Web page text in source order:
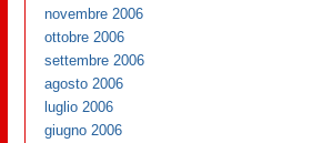
novembre 2006
ottobre 2006
settembre 2006
agosto 2006
luglio 2006
giugno 2006